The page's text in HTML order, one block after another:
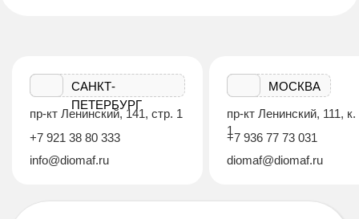
САНКТ-
ПЕТЕРБУРГ
пр-кт Ленинский, 141, стр. 1
+7 921 38 80 333
info@diomaf.ru
МОСКВА
пр-кт Ленинский, 111, к.
1
+7 936 77 73 031
diomaf@diomaf.ru